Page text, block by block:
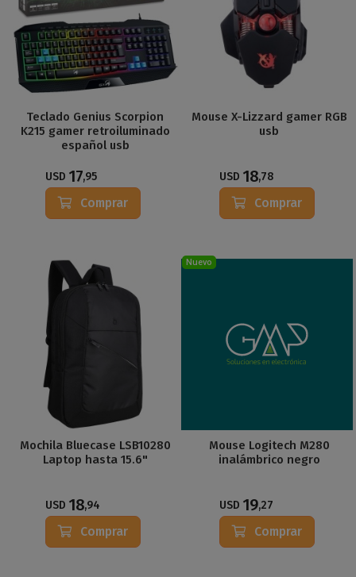
Teclado Genius Scorpion
K215 gamer retroiluminado
español usb
USD 17,95
Comprar
Mouse X-Lizzard gamer RGB
usb
USD 18,78
Comprar
Mochila Bluecase LSB10280
Laptop hasta 15.6"
USD 18,94
Comprar
Nuevo
Mouse Logitech M280
inalámbrico negro
USD 19,27
Comprar